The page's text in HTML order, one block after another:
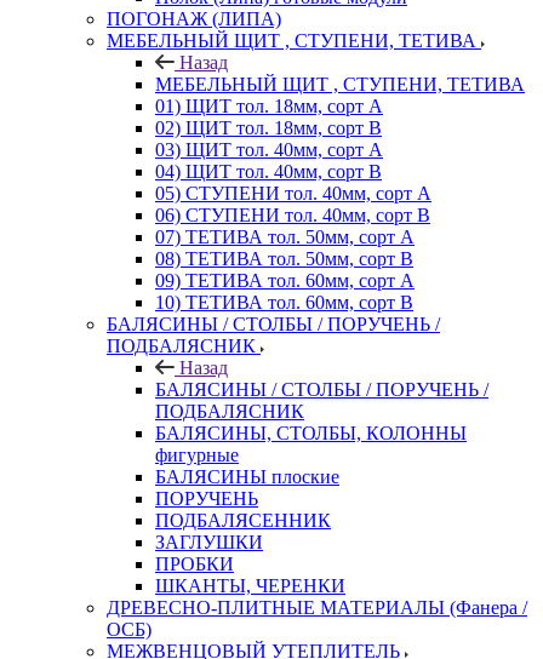
ПОГОНАЖ (ЛИПА)
МЕБЕЛЬНЫЙ ЩИТ , СТУПЕНИ, ТЕТИВА
Назад
МЕБЕЛЬНЫЙ ЩИТ , СТУПЕНИ, ТЕТИВА
01) ЩИТ тол. 18мм, сорт А
02) ЩИТ тол. 18мм, сорт В
03) ЩИТ тол. 40мм, сорт А
04) ЩИТ тол. 40мм, сорт В
05) СТУПЕНИ тол. 40мм, сорт А
06) СТУПЕНИ тол. 40мм, сорт В
07) ТЕТИВА тол. 50мм, сорт А
08) ТЕТИВА тол. 50мм, сорт В
09) ТЕТИВА тол. 60мм, сорт А
10) ТЕТИВА тол. 60мм, сорт В
БАЛЯСИНЫ / СТОЛБЫ / ПОРУЧЕНЬ /
ПОДБАЛЯСНИК
Назад
БАЛЯСИНЫ / СТОЛБЫ / ПОРУЧЕНЬ /
ПОДБАЛЯСНИК
БАЛЯСИНЫ, СТОЛБЫ, КОЛОННЫ
фигурные
БАЛЯСИНЫ плоские
ПОРУЧЕНЬ
ПОДБАЛЯСЕННИК
ЗАГЛУШКИ
ПРОБКИ
ШКАНТЫ, ЧЕРЕНКИ
ДРЕВЕСНО-ПЛИТНЫЕ МАТЕРИАЛЫ (Фанера /
ОСБ)
МЕЖВЕНЦОВЫЙ УТЕПЛИТЕЛЬ